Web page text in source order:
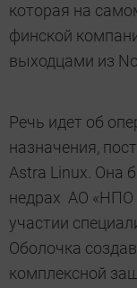
которая на
финской
выходцами из
Речь идет об
назначения,
Astra Linux. Она
недрах АО «НПО
участии
Оболочка
комплексной